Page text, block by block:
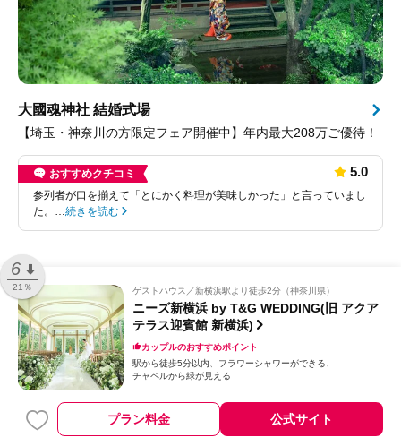
大國魂神社 結婚式場
【埼玉・神奈川の方限定フェア開催中】年内最大208万ご優待！
おすすめクチコミ 5.0
参列者が口を揃えて「とにかく料理が美味しかった」と言っていまし
た。…続きを読む
6
21％ ゲストハウス 新横浜駅より徒歩2分（神奈川県）
ニーズ新横浜 by T&G WEDDING(旧 アクア
テラス迎賓館 新横浜)
カップルのおすすめポイント
駅から徒歩5分以内
フラワーシャワーができる
チャペルから緑が見える
プラン料金 公式サイト